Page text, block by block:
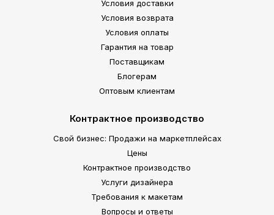
Условия доставки
Условия возврата
Условия оплаты
Гарантия на товар
Поставщикам
Блогерам
Оптовым клиентам
Контрактное производство
Свой бизнес: Продажи на маркетплейсах
Цены
Контрактное производство
Услуги дизайнера
Требования к макетам
Вопросы и ответы